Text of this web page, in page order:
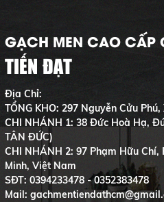
GẠCH MEN CAO CẤP
TIẾN ĐẠT
Địa Chỉ:
TỔNG KHO: 297 Nguyễn Cửu
CHI NHÁNH 1: 38 Đức Hoà Hạ,
TÂN ĐỨC)
CHI NHÁNH 2: 97 Phạm Hữu Chí,
Minh, Việt Nam
SĐT: 0394233478 - 0352383478
Mail: